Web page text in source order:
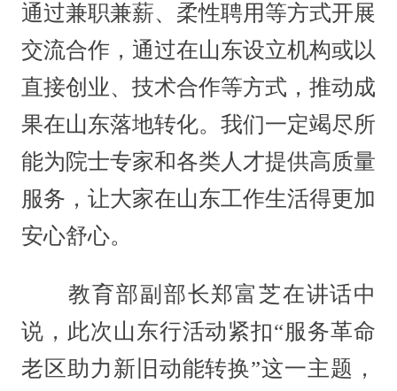
通过兼职兼薪、柔性聘用等方式开展
交流合作，通过在山东设立机构或以
直接创业、技术合作等方式，推动成
果在山东落地转化。我们一定竭尽所
能为院士专家和各类人才提供高质量
服务，让大家在山东工作生活得更加
安心舒心。
教育部副部长郑富芝在讲话中
说，此次山东行活动紧扣“服务革命
老区助力新旧动能转换”这一主题，